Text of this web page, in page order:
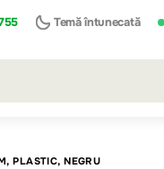
Temă întunecată
PLASTIC, NEGRU